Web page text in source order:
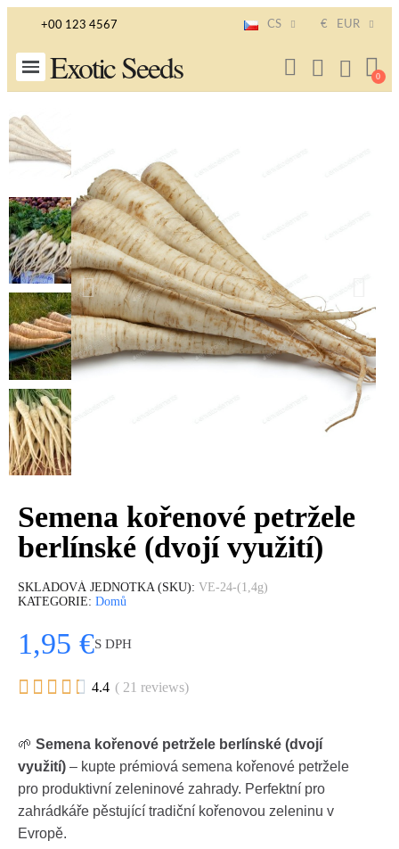
+00 123 4567 CS € EUR
Exotic Seeds
Semena kořenové petržele
berlínské (dvojí využití)
SKLADOVÁ JEDNOTKA (SKU) VE-24-(1,4g)
KATEGORIE Domů
1,95 €S DPH
     4.4 ( 21 reviews)
🌱 Semena kořenové petržele berlínské (dvojí
využití) – kupte prémiová semena kořenové petržele
pro produktivní zeleninové zahrady. Perfektní pro
zahrádkáře pěstující tradiční kořenovou zeleninu v
Evropě.